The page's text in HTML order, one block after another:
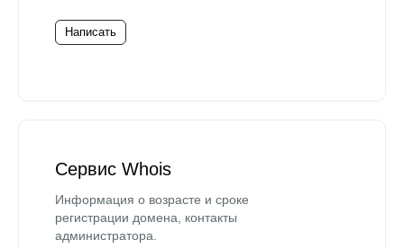
Написать
Сервис Whois
Информация о возрасте и сроке
регистрации домена, контакты
администратора.